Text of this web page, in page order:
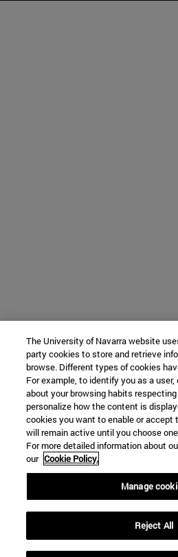
The University of Navarra website
party cookies to store and retrieve
browse. Different types of cookies
For example, to identify you as a
about your browsing habits
personalize how the content is
cookies you want to enable or accept
will remain active until you choose
For more detailed information about
our Cookie Policy.
Manage
Reject All